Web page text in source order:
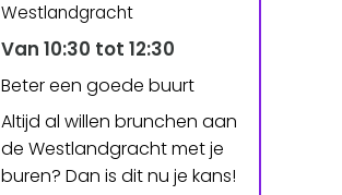
Westlandgracht
Van 10:30 tot 12:30
Beter een goede buurt
Altijd al willen brunchen aan
de Westlandgracht met je
buren? Dan is dit nu je kans!